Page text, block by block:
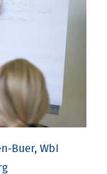
Buer, WbI